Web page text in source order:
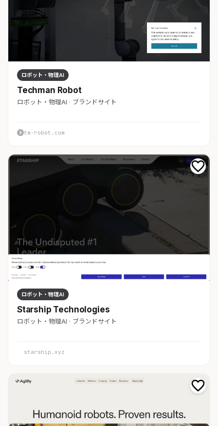
ロボット・物理AI
Techman Robot
ロボット・物理AI · ブランドサイト
tm-robot.com
ロボット・物理AI
Starship Technologies
ロボット・物理AI · ブランドサイト
starship.xyz